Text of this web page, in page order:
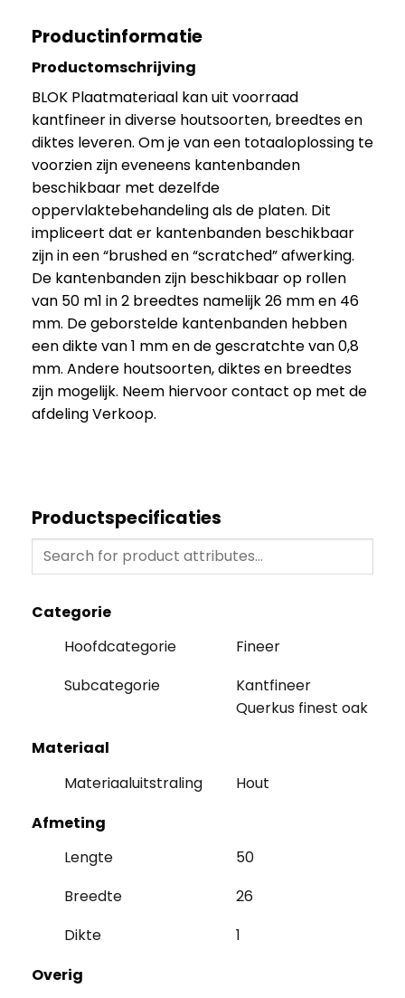
Productinformatie
Productomschrijving
BLOK Plaatmateriaal kan uit voorraad
kantfineer in diverse houtsoorten, breedtes en
diktes leveren. Om je van een totaaloplossing te
voorzien zijn eveneens kantenbanden
beschikbaar met dezelfde
oppervlaktebehandeling als de platen. Dit
impliceert dat er kantenbanden beschikbaar
zijn in een “brushed en “scratched” afwerking.
De kantenbanden zijn beschikbaar op rollen
van 50 m1 in 2 breedtes namelijk 26 mm en 46
mm. De geborstelde kantenbanden hebben
een dikte van 1 mm en de gescratchte van 0,8
mm. Andere houtsoorten, diktes en breedtes
zijn mogelijk. Neem hiervoor contact op met de
afdeling Verkoop.
Productspecificaties
Categorie
Hoofdcategorie
Fineer
Subcategorie
Kantfineer
Querkus finest oak
Materiaal
Materiaaluitstraling
Hout
Afmeting
Lengte
50
Breedte
26
Dikte
1
Overig